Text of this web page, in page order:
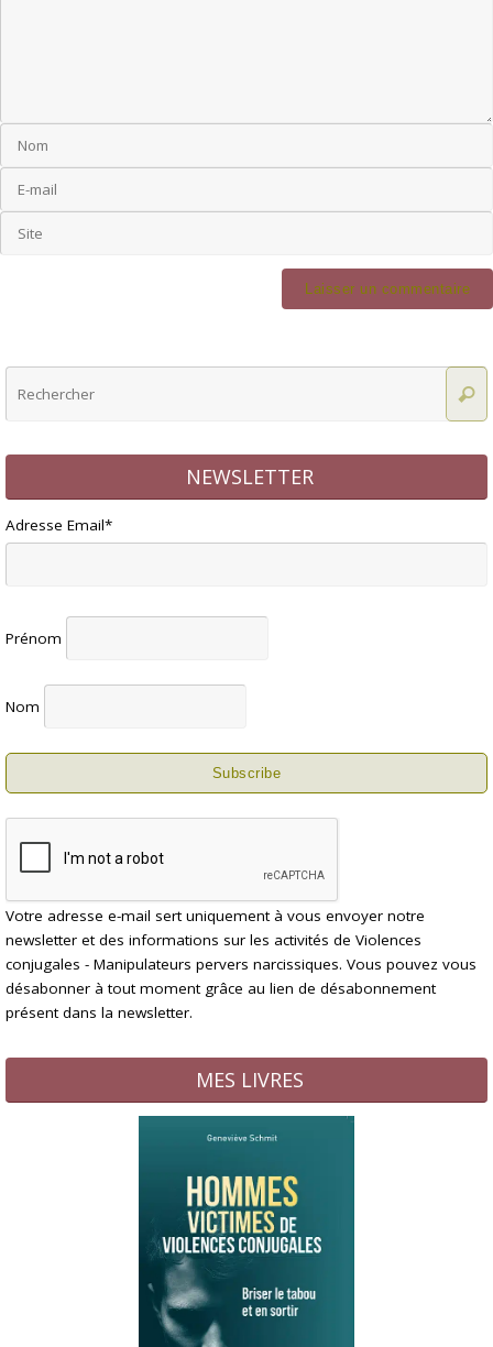
NEWSLETTER
Adresse Email*
Prénom
Nom
Votre adresse e-mail sert uniquement à vous envoyer notre
newsletter et des informations sur les activités de Violences
conjugales - Manipulateurs pervers narcissiques. Vous pouvez vous
désabonner à tout moment grâce au lien de désabonnement
présent dans la newsletter.
MES LIVRES